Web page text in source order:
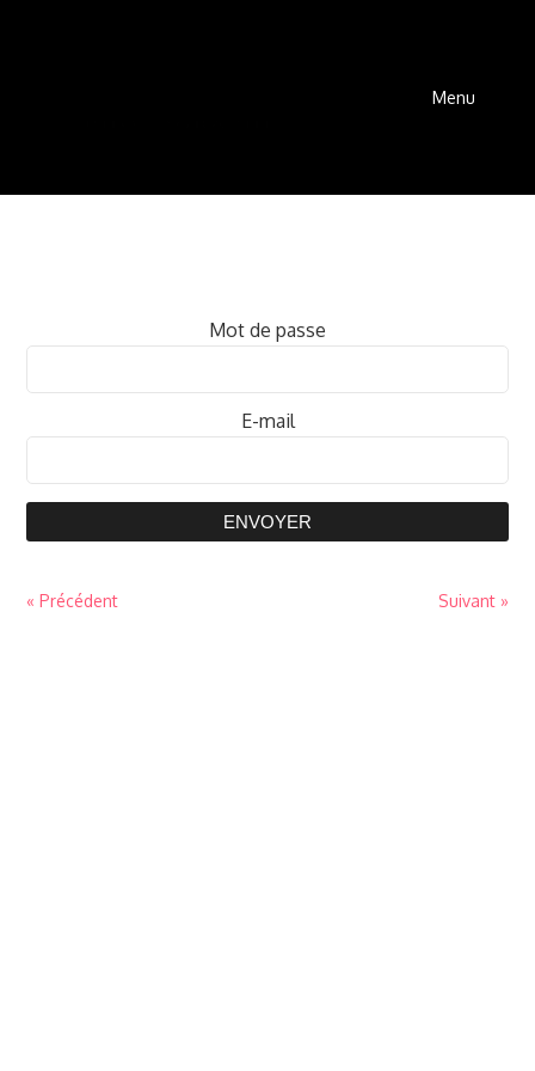
Menu
Mot de passe
E-mail
ENVOYER
« Précédent Suivant »